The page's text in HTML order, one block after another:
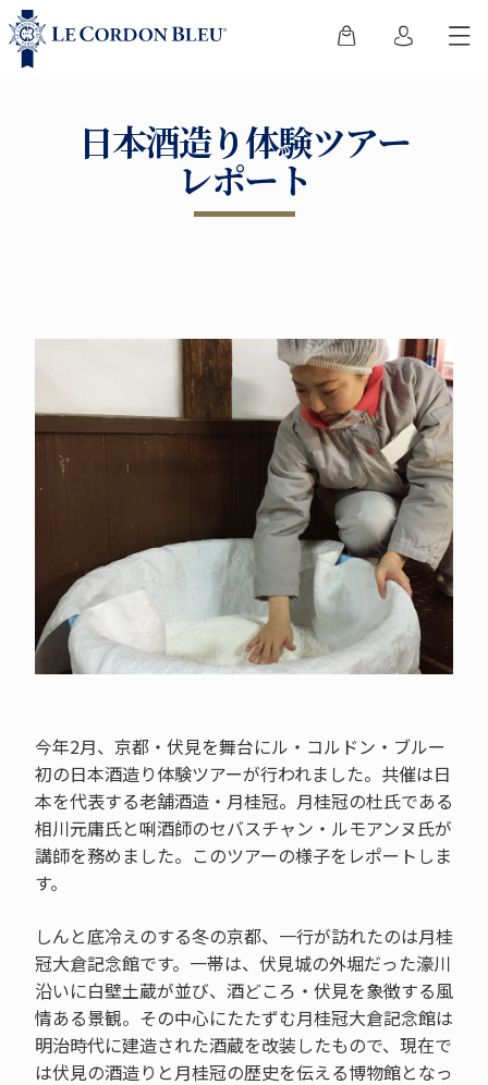
日本酒造り体験ツアー
レポート
今年2月、京都・伏見を舞台にル・コルドン・ブルー
初の日本酒造り体験ツアーが行われました。共催は日
本を代表する老舗酒造・月桂冠。月桂冠の杜氏である
相川元庸氏と唎酒師のセバスチャン・ルモアンヌ氏が
講師を務めました。このツアーの様子をレポートしま
す。
しんと底冷えのする冬の京都、一行が訪れたのは月桂
冠大倉記念館です。一帯は、伏見城の外堀だった濠川
沿いに白壁土蔵が並び、酒どころ・伏見を象徴する風
情ある景観。その中心にたたずむ月桂冠大倉記念館は
明治時代に建造された酒蔵を改装したもので、現在で
は伏見の酒造りと月桂冠の歴史を伝える博物館となっ